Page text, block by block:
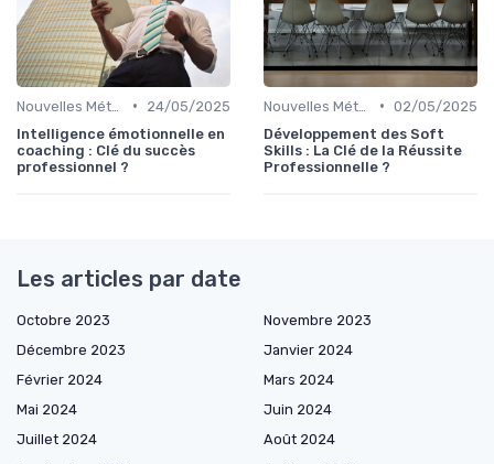
•
24/05/2025
Intelligence émotionnelle en
coaching : Clé du succès
professionnel ?
• 02/05/2025
Développement des Soft
Skills : La Clé de la Réussite
Professionnelle ?
Les articles par date
Octobre 2023
Novembre 2023
Décembre 2023
Janvier 2024
Février 2024
Mars 2024
Mai 2024
Juin 2024
Juillet 2024
Août 2024